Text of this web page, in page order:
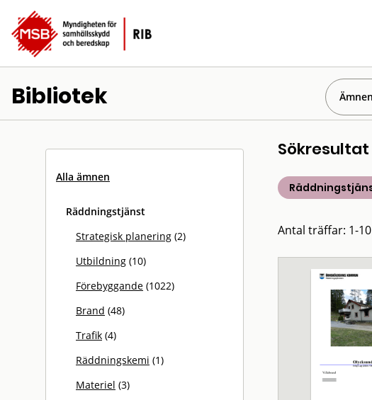
Bibliotek Ämnen
Alla ämnen
Räddningstjänst
Strategisk planering (2)
Utbildning (10)
Förebyggande (1022)
Brand (48)
Trafik (4)
Räddningskemi (1)
Materiel (3)
Sökresultat
Antal träffar: 1-